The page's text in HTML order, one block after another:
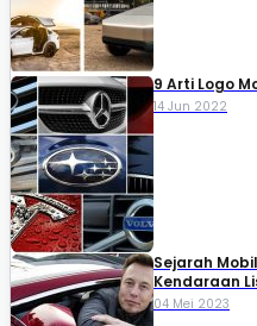
9 Arti Logo
14 Jun 2022
Sejarah
Kendaraan
04 Mei 2023